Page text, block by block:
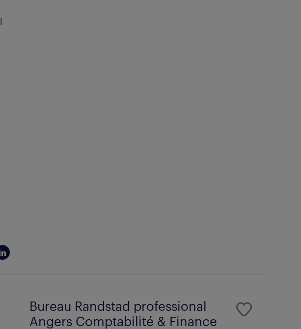
Bureau Randstad professional
Angers Comptabilité & Finance